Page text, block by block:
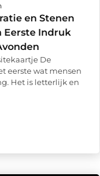
en Stenen
Eerste Indruk
De
eerste wat mensen
Het is letterlijk en